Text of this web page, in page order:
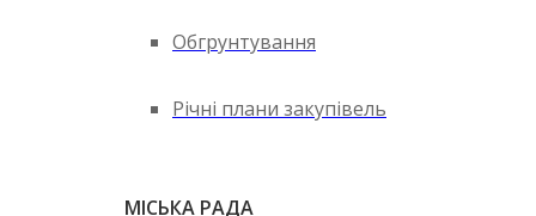
Обгрунтування
Річні плани закупівель
МІСЬКА РАДА